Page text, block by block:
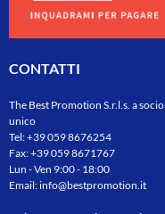
CONTATTI
The Best Promotion S.r.l.s. a socio
unico
Tel:+39 059 8676254
Fax: +39 059 8671767
Lun - Ven 9:00 - 18:00
Email:info@bestpromotion.it